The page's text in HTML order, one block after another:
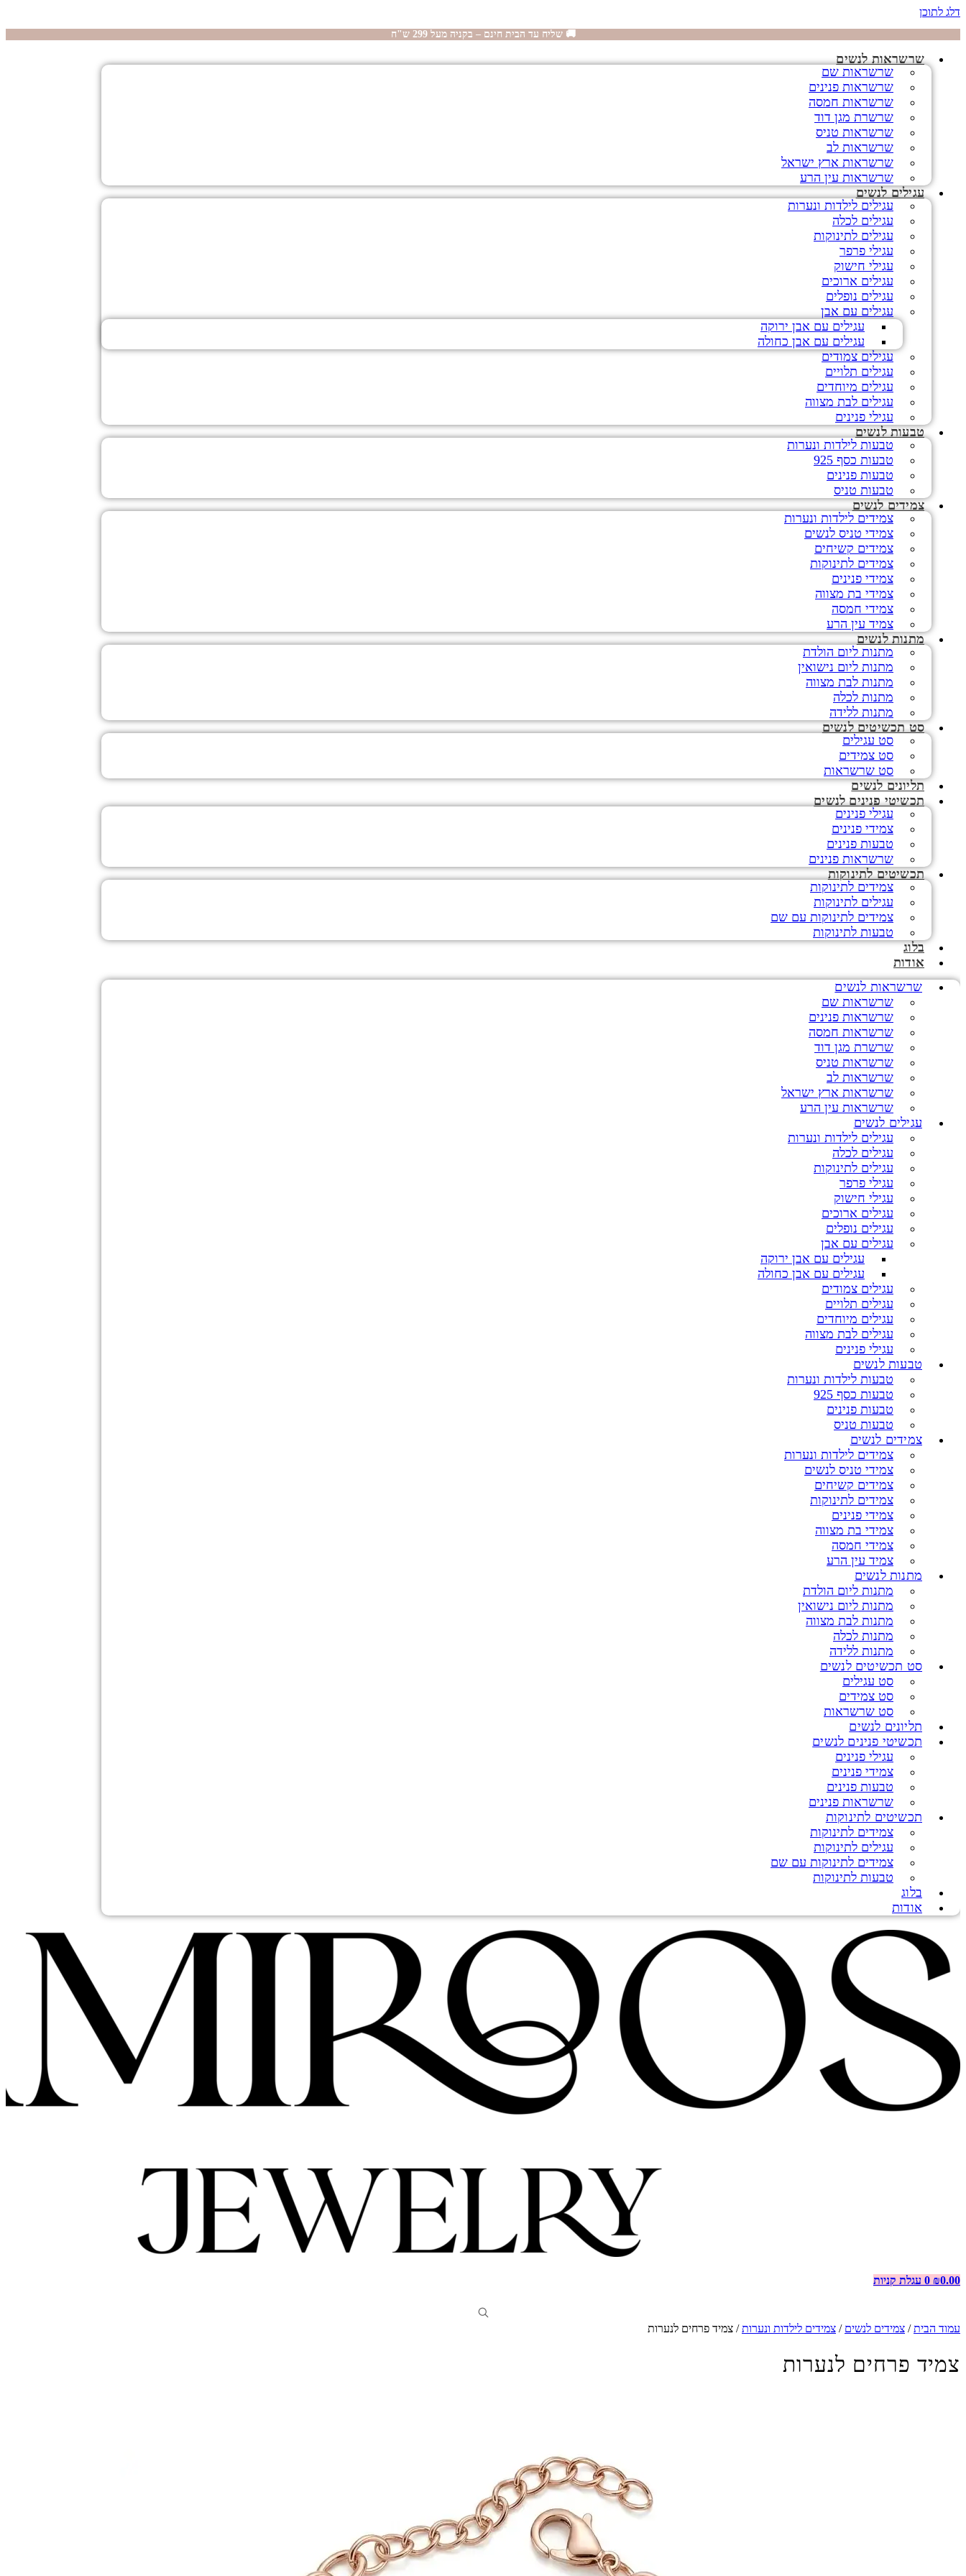
דלג לתוכן
🚚 שליח עד הבית חינם – בקניה מעל 299 ש"ח
שרשראות לנשים
שרשראות שם
שרשראות פנינים
שרשראות חמסה
שרשרת מגן דוד
שרשראות טניס
שרשראות לב
שרשראות ארץ ישראל
שרשראות עין הרע
עגילים לנשים
עגילים לילדות ונערות
עגילים לכלה
עגילים לתינוקות
עגילי פרפר
עגילי חישוק
עגילים ארוכים
עגילים נופלים
עגילים עם אבן
עגילים עם אבן ירוקה
עגילים עם אבן כחולה
עגילים צמודים
עגילים תלויים
עגילים מיוחדים
עגילים לבת מצווה
עגילי פנינים
טבעות לנשים
טבעות לילדות ונערות
טבעות כסף 925
טבעות פנינים
טבעות טניס
צמידים לנשים
צמידים לילדות ונערות
צמידי טניס לנשים
צמידים קשיחים
צמידים לתינוקות
צמידי פנינים
צמידי בת מצווה
צמידי חמסה
צמיד עין הרע
מתנות לנשים
מתנות ליום הולדת
מתנות ליום נישואין
מתנות לבת מצווה
מתנות לכלה
מתנות ללידה
סט תכשיטים לנשים
סט עגילים
סט צמידים
סט שרשראות
תליונים לנשים
תכשיטי פנינים לנשים
עגילי פנינים
צמידי פנינים
טבעות פנינים
שרשראות פנינים
תכשיטים לתינוקות
צמידים לתינוקות
עגילים לתינוקות
צמידים לתינוקות עם שם
טבעות לתינוקות
בלוג
אודות
שרשראות לנשים
שרשראות שם
שרשראות פנינים
שרשראות חמסה
שרשרת מגן דוד
שרשראות טניס
שרשראות לב
שרשראות ארץ ישראל
שרשראות עין הרע
עגילים לנשים
עגילים לילדות ונערות
עגילים לכלה
עגילים לתינוקות
עגילי פרפר
עגילי חישוק
עגילים ארוכים
עגילים נופלים
עגילים עם אבן
עגילים עם אבן ירוקה
עגילים עם אבן כחולה
עגילים צמודים
עגילים תלויים
עגילים מיוחדים
עגילים לבת מצווה
עגילי פנינים
טבעות לנשים
טבעות לילדות ונערות
טבעות כסף 925
טבעות פנינים
טבעות טניס
צמידים לנשים
צמידים לילדות ונערות
צמידי טניס לנשים
צמידים קשיחים
צמידים לתינוקות
צמידי פנינים
צמידי בת מצווה
צמידי חמסה
צמיד עין הרע
מתנות לנשים
מתנות ליום הולדת
מתנות ליום נישואין
מתנות לבת מצווה
מתנות לכלה
מתנות ללידה
סט תכשיטים לנשים
סט עגילים
סט צמידים
סט שרשראות
תליונים לנשים
תכשיטי פנינים לנשים
עגילי פנינים
צמידי פנינים
טבעות פנינים
שרשראות פנינים
תכשיטים לתינוקות
צמידים לתינוקות
עגילים לתינוקות
צמידים לתינוקות עם שם
טבעות לתינוקות
בלוג
אודות
₪0.00
0 עגלת קניות
עמוד הבית/ צמידים לנשים / צמידים לילדות ונערות/ צמיד פרחים לנערות
צמיד פרחים לנערות